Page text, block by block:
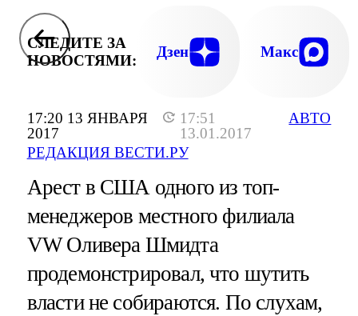
17:20 13 ЯНВАРЯ
2017
17:51
13.01.2017
РЕДАКЦИЯ ВЕСТИ.РУ
АВТО
СЛЕДИТЕ ЗА
НОВОСТЯМИ:
Дзен Макс
Арест в США одного из топ-
менеджеров местного филиала
VW Оливера Шмидта
продемонстрировал, что шутить
власти не собираются. По слухам,